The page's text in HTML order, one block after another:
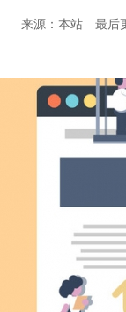
来源：本站 最后